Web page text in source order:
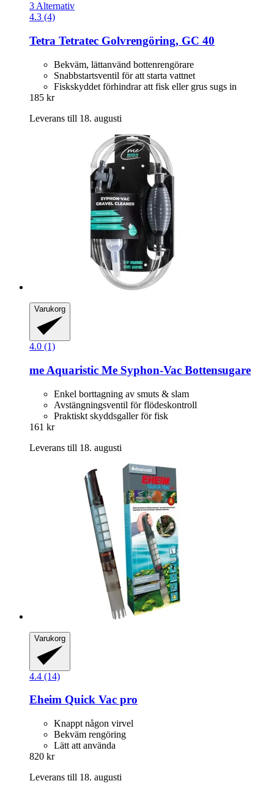
3 Alternativ
4.3 (4)
Tetra Tetratec Golvrengöring, GC 40
Bekväm, lättanvänd bottenrengörare
Snabbstartsventil för att starta vattnet
Fiskskyddet förhindrar att fisk eller grus sugs in
185 kr
Leverans till 18. augusti
Varukorg
4.0 (1)
me Aquaristic Me Syphon-​Vac Bottensugare
Enkel borttagning av smuts & slam
Avstängningsventil för flödeskontroll
Praktiskt skyddsgaller för fisk
161 kr
Leverans till 18. augusti
Varukorg
4.4 (14)
Eheim Quick Vac pro
Knappt någon virvel
Bekväm rengöring
Lätt att använda
820 kr
Leverans till 18. augusti